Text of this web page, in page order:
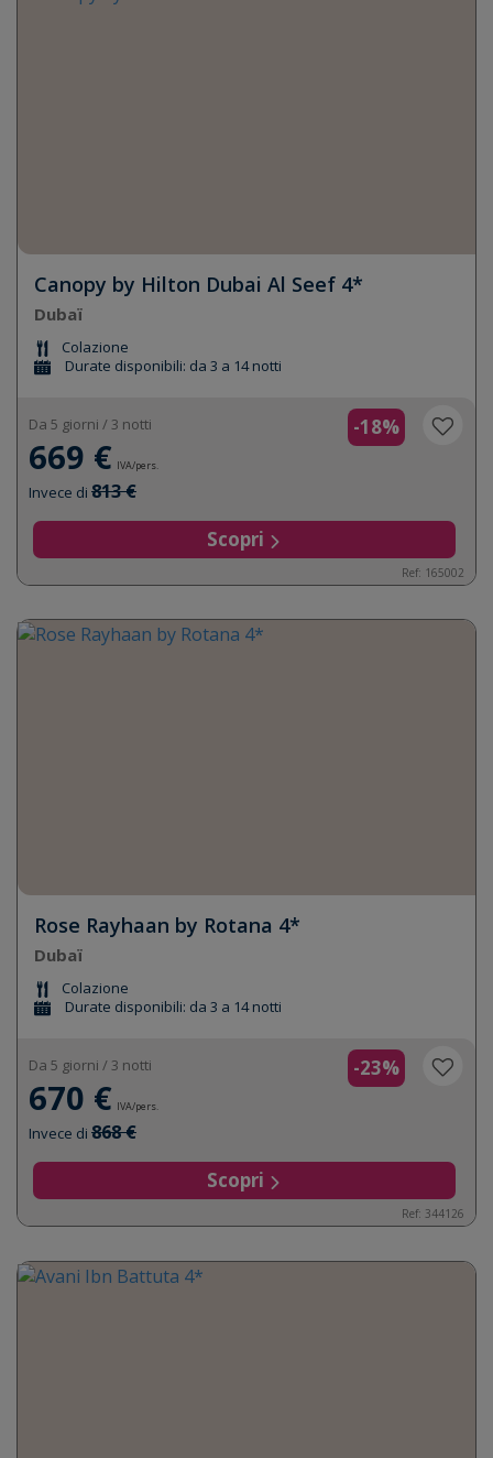
Canopy by Hilton Dubai Al Seef 4*
Dubaï
Colazione
Durate disponibili: da 3 a 14 notti
-18%
Da 5 giorni / 3 notti
669 € IVA/pers.
Invece di 813 €
Scopri
Ref: 165002
Rose Rayhaan by Rotana 4*
Dubaï
Colazione
Durate disponibili: da 3 a 14 notti
-23%
Da 5 giorni / 3 notti
670 € IVA/pers.
Invece di 868 €
Scopri
Ref: 344126